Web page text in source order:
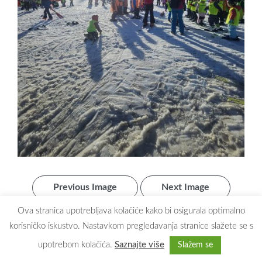
Previous Image Next Image
Copyright © 2026 Dječji vrtić Maslačak Zaprešić. All rights reserved.
Ova stranica upotrebljava kolačiće kako bi osigurala optimalno
korisničko iskustvo. Nastavkom pregledavanja stranice slažete se s
upotrebom kolačića. Saznajte više Slažem se